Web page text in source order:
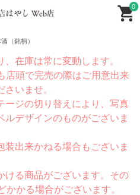
0
（銘柄）
在庫は常に変動します。
店頭で完売の際はご用意出来
いませ。
ジの切り替えにより、写真
ルデザインのものがございま
出来かねる場合もございま
る商品がございます。その
かかる場合がございます。